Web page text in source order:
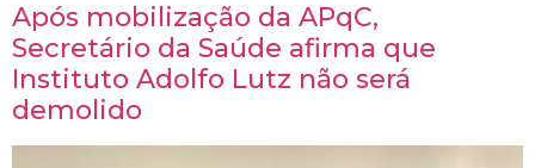
Após mobilização da APqC,
Secretário da Saúde afirma que
Instituto Adolfo Lutz não será
demolido